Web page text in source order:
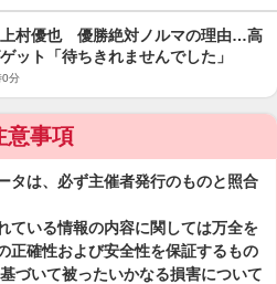
上村優也 優勝絶対ノルマの理由…高
ット「待ちきれませんでした」
分
意事項
タは、必ず主催者発行のものと照合
ている情報の内容に関しては万全を
正確性および安全性を保証するもの
づいて被ったいかなる損害について